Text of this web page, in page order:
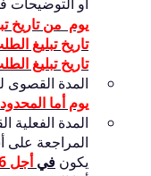
يوم من تاريخ
تاريخ تبليغ
تاريخ تبليغ
المدة القصوى
يوم أما المحدودة 15
المدة
المراجعة على
يكون فيأجل 6 أشهر